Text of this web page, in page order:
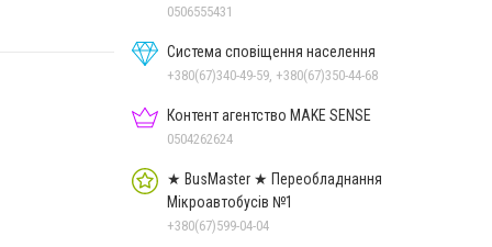
Дон.обл.
0506555431
Система сповіщення населення
+380(67)340-49-59, +380(67)350-44-68
Контент агентство MAKE SENSE
0504262624
★ BusMaster ★ Переобладнання
Мікроавтобусів №1
+380(67)599-04-04